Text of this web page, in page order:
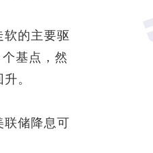
的主要驱
基点，然
。
联储降息可